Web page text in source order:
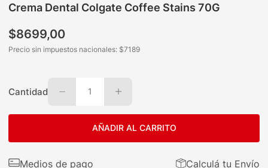
Crema Dental Colgate Coffee Stains 70G
$8699,00
Precio sin impuestos nacionales: $7189
Cantidad 1
AÑADIR AL CARRITO
Medios de pago Calculá tu Envío